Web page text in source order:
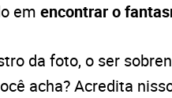
em encontrar o
da foto, o ser
acha? Acredita